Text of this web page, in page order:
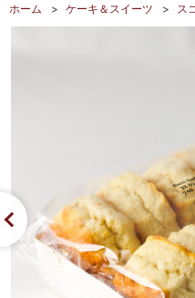
ホーム > ケーキ＆スイーツ > ス